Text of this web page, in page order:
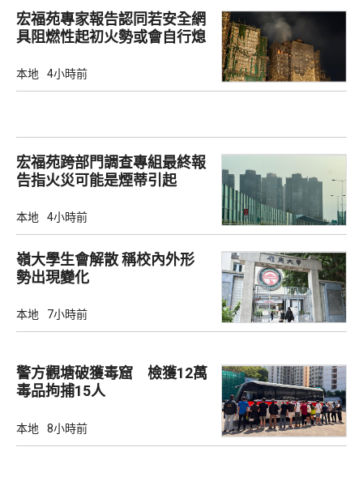
宏福苑專家報告認同若安全網
具阻燃性起初火勢或會自行熄
本地 4小時前
宏福苑跨部門調查專組最終報
告指火災可能是煙蒂引起
本地 4小時前
嶺大學生會解散 稱校內外形
勢出現變化
本地 7小時前
警方觀塘破獲毒窟 檢獲12萬
毒品拘捕15人
本地 8小時前